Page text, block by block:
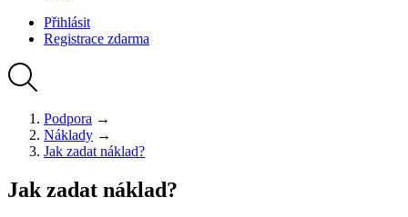
Přihlásit
Registrace zdarma
Podpora →
Náklady →
Jak zadat náklad?
Jak zadat náklad?